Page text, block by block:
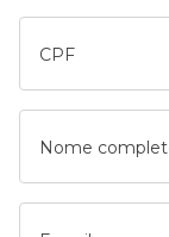
CPF
Nome